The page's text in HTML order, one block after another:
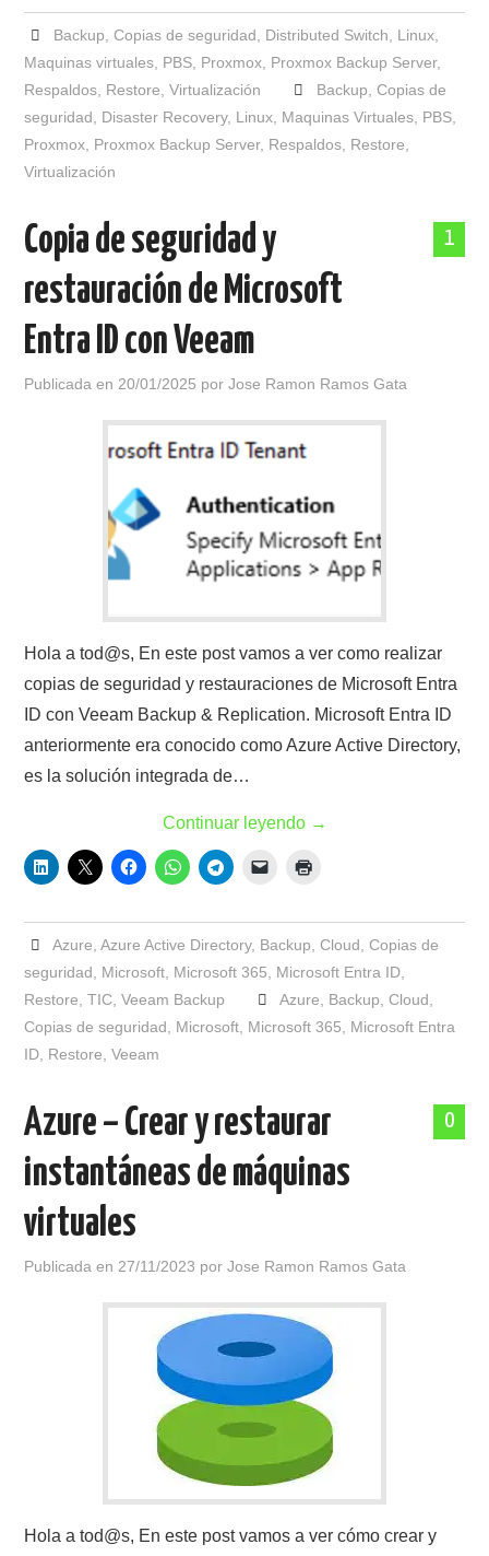
Backup Copias de seguridad Distributed Switch Linux,
Maquinas virtuales PBS Proxmox Proxmox Backup Server,
Respaldos Restore ,Virtualización Backup Copias de
seguridad
Disaster Recovery, Linux Maquinas Virtuales PBS
Proxmox Proxmox Backup Server, Respaldos Restore
Virtualización
1
Copia de seguridad y
restauración de Microsoft
Entra ID con Veeam
Publicada en 20/01/2025 porJose Ramon Ramos Gata
Hola a tod@s, En este post vamos a ver como realizar
copias de seguridad y restauraciones de Microsoft Entra
ID con Veeam Backup & Replication. Microsoft Entra ID
anteriormente era conocido como Azure Active Directory,
es la solución integrada de…
Continuar leyendo →
Azure Azure Active Directory, Backup Cloud Copias de
seguridad
Microsoft Microsoft 365 Microsoft Entra ID
Restore ,TIC ,Veeam Backup Azure Backup Cloud
Copias de seguridad
Microsoft Microsoft 365
Microsoft Entra
ID Restore ,Veeam
0
Azure – Crear y restaurar
instantáneas de máquinas
virtuales
Publicada en 27/11/2023 porJose Ramon Ramos Gata
Hola a tod@s, En este post vamos a ver cómo crear y